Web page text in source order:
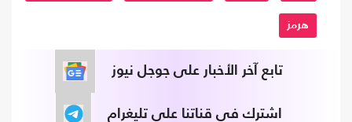
هرمز
تابع آخر الأخبار على جوجل نيوز
اشترك في قناتنا على تليغرام